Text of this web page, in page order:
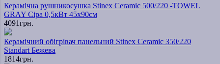
Керамічна рушникосушка Stinex Ceramic 500/220 -TOWEL
GRAY Сіра 0,5кВт 45х90см
4091грн.
Керамічний обігрівач панельний Stinex Ceramic 350/220
Standart Бежева
1814грн.